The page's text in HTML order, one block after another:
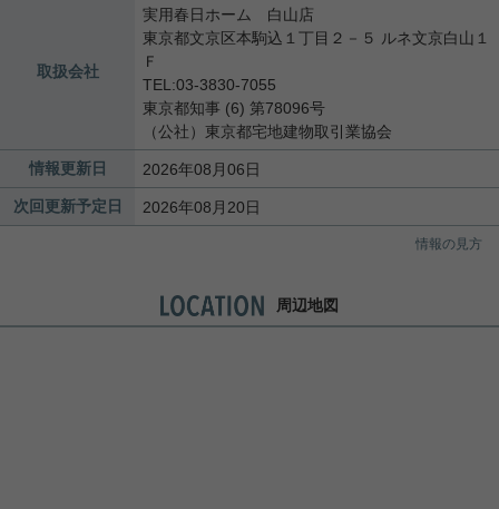
取扱会社
実用春日ホーム 白山店
東京都文京区本駒込１丁目２－５ ルネ文京白山１
Ｆ
TEL:03-3830-7055
東京都知事 (6) 第78096号
（公社）東京都宅地建物取引業協会
情報更新日 2026年08月06日
次回更新予定日 2026年08月20日
情報の見方
周辺地図